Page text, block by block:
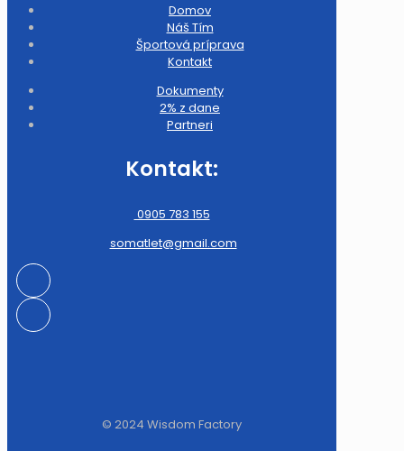
Domov
Náš Tím
Športová príprava
Kontakt
Dokumenty
2% z dane
Partneri
Kontakt:
0905 783 155
somatlet@gmail.com
© 2024 Wisdom Factory